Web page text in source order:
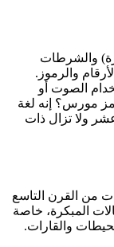
والشرطات
والرموز.
الصوت أو
مورس؟ إنه لغة
ولا تزال ذات
من القرن التاسع
المبكرة، خاصة
والقارات.